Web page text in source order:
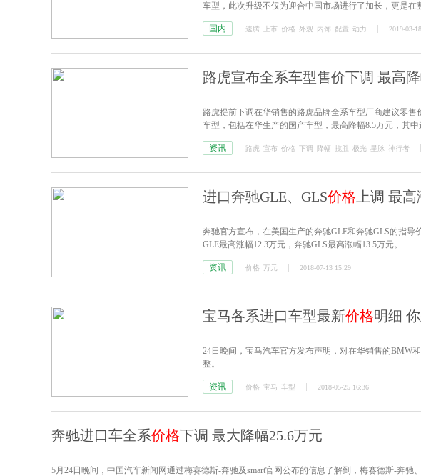
车型，此次升级不仅为迎合中国市场进行了加长，更是在
国内 速腾 上市 价格 外观 内饰 配置 动力 2019-03-
路虎宣布全系车型售价下调 最高
路虎提前下调在华销售的路虎品牌全系车型厂商建议零售
车型，包括在华生产的国产车型，最高降幅8.5万元，其中
资讯 路虎 宣布 价格 下调 降幅 揽胜 极光 星脉 神行者
进口奔驰GLE、GLS价格 上调 最
奔驰官方宣布，在美国生产的奔驰GLE和奔驰GLS的指导
GLE最高涨幅12.3万元，奔驰GLS最高涨幅13.5万元。
资讯 价格 万元 2018-07-13 15:29
宝马各系进口车型最新价格明细
24日晚间，宝马汽车官方发布声明，对在华销售的BMW
整。
资讯 价格 宝马 车型 2018-05-25 16:36
奔驰进口车全系价格下调 最大降幅25.6万元
5月24日晚间，中国汽车新闻网通过梅赛德斯-奔驰及smart官网公布的信息了解到，梅赛德斯-奔驰